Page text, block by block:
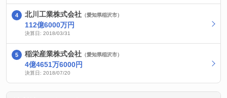
北川工業株式会社 （愛知県稲沢市）
112億6000万円
決算日: 2018/03/31
稲栄産業株式会社 （愛知県稲沢市）
4億4651万6000円
決算日: 2018/07/20